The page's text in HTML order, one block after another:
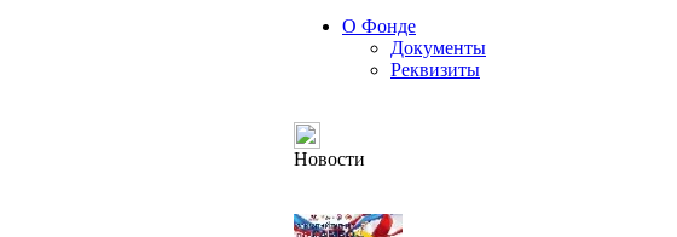
О Фонде
Документы
Реквизиты
Новости